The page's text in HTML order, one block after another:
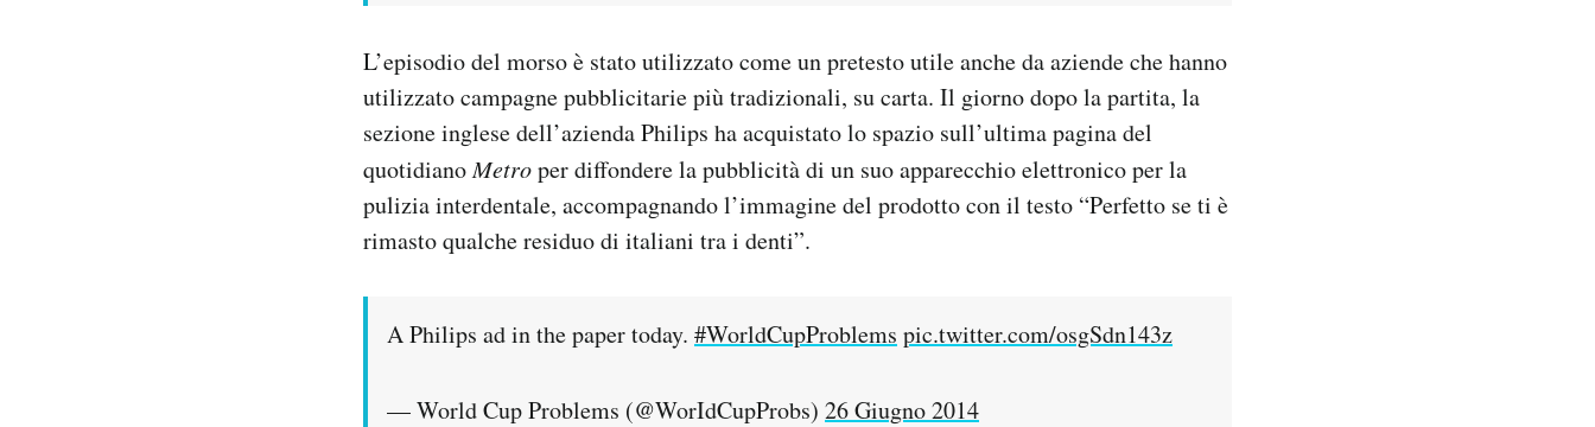
L’episodio del morso è stato utilizzato come un pretesto utile anche da aziende che hanno
utilizzato campagne pubblicitarie più tradizionali, su carta. Il giorno dopo la partita, la
sezione inglese dell’azienda Philips ha acquistato lo spazio sull’ultima pagina del
quotidianoMetroper diffondere la pubblicità di un suo apparecchio elettronico per la
pulizia interdentale, accompagnando l’immagine del prodotto con il testo “Perfetto se ti è
rimasto qualche residuo di italiani tra i denti”.
A Philips ad in the paper today. #WorldCupProblems pic.twitter.com/osgSdn143z
— World Cup Problems (@WorIdCupProbs) 26 Giugno 2014